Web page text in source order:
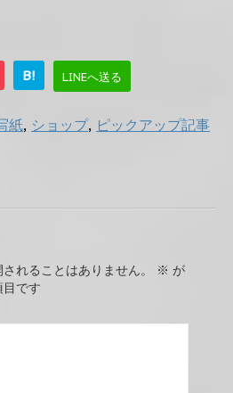
B! LINEへ送る
紙, ショップ, ピックアップ記事
れることはありません。 ※ が
です